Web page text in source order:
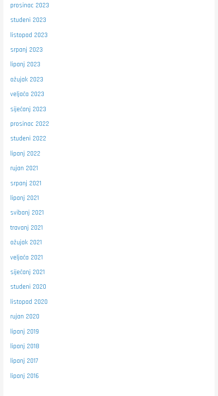
prosinac 2023
studeni 2023
listopad 2023
srpanj 2023
lipanj 2023
ožujak 2023
veljača 2023
siječanj 2023
prosinac 2022
studeni 2022
lipanj 2022
rujan 2021
srpanj 2021
lipanj 2021
svibanj 2021
travanj 2021
ožujak 2021
veljača 2021
siječanj 2021
studeni 2020
listopad 2020
rujan 2020
lipanj 2019
lipanj 2018
lipanj 2017
lipanj 2016